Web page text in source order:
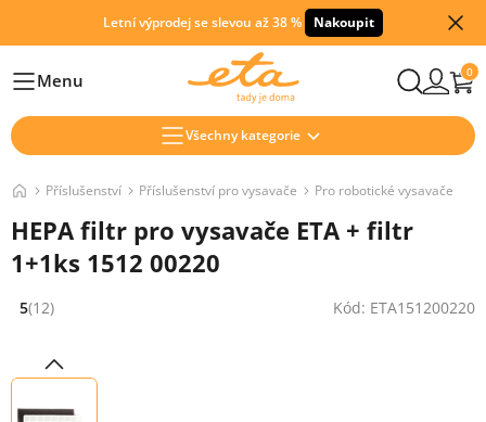
Letní výprodej se slevou až 38 % Nakoupit
HlavníMenu 0
Všechny kategorie
Příslušenství Příslušenství pro vysavače Pro robotické vysavače
HEPA filtr pro vysavače ETA + filtr
1+1ks 1512 00220
Hodnocení: 5 z 5 (12 recenzí)
5(12) Kód: ETA151200220